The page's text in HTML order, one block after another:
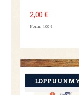
2,00 €
Norm. 4,00 €